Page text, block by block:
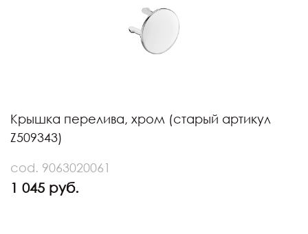
Крышка перелива, хром (старый артикул
Z509343)
cod. 9063020061
1 045 руб.